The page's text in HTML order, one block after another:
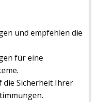
und empfehlen die
für eine
Sicherheit Ihrer